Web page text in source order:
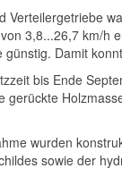
Verteilergetriebe
3,8...26,7 km/h
Damit
bis Ende
gerückte
wurden
sowie der